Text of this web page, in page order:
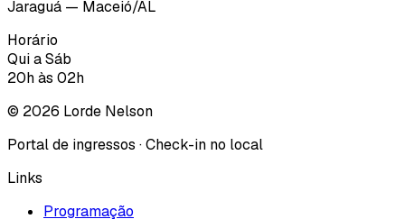
Jaraguá — Maceió/AL
Horário
Qui a Sáb
20h às 02h
© 2026 Lorde Nelson
Portal de ingressos · Check-in no local
Links
Programação